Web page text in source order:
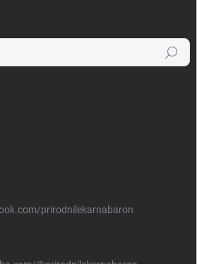
Hledat
prirodnilekarnabaron